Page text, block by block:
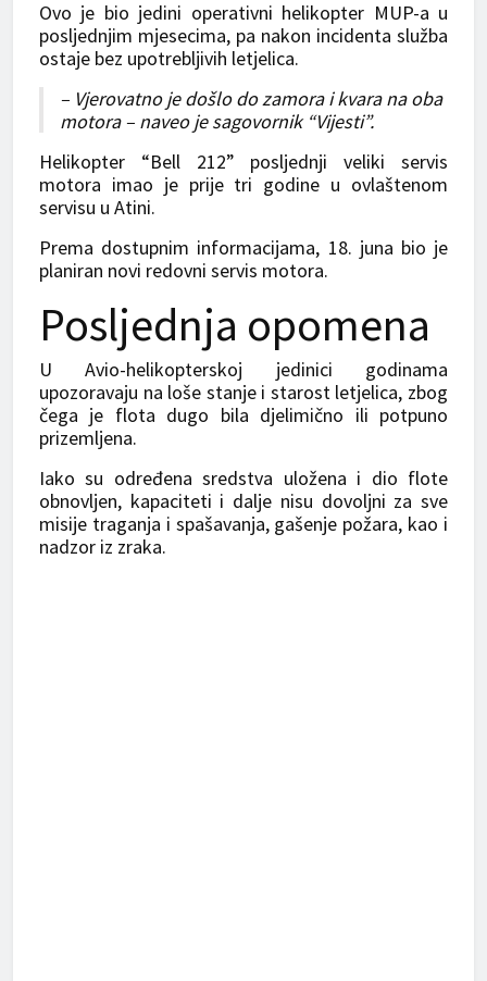
Ovo je bio jedini operativni helikopter MUP-a u
posljednjim mjesecima, pa nakon incidenta služba
ostaje bez upotrebljivih letjelica.
– Vjerovatno je došlo do zamora i kvara na oba
motora – naveo je sagovornik “Vijesti”.
Helikopter “Bell 212” posljednji veliki servis
motora imao je prije tri godine u ovlaštenom
servisu u Atini.
Prema dostupnim informacijama, 18. juna bio je
planiran novi redovni servis motora.
Posljednja opomena
U Avio-helikopterskoj jedinici godinama
upozoravaju na loše stanje i starost letjelica, zbog
čega je flota dugo bila d‌jelimično ili potpuno
prizemljena.
Iako su određena sredstva uložena i dio flote
obnovljen, kapaciteti i dalje nisu dovoljni za sve
misije traganja i spašavanja, gašenje požara, kao i
nadzor iz zraka.